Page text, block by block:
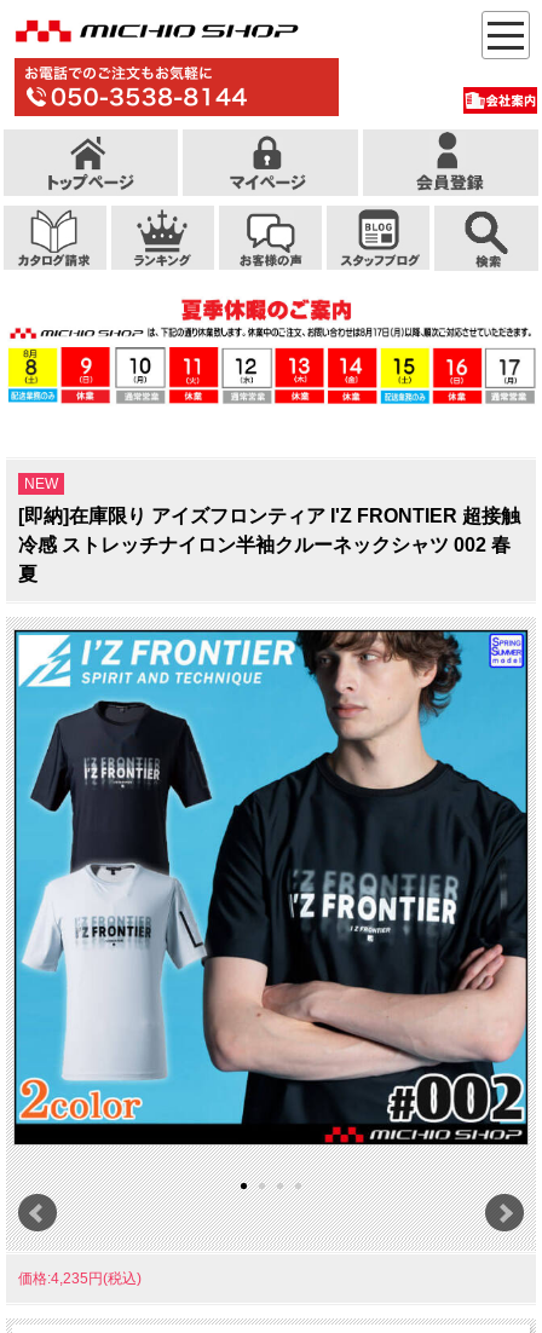
NEW
[即納]在庫限り アイズフロンティア I'Z FRONTIER 超接触
冷感 ストレッチナイロン半袖クルーネックシャツ 002 春
夏
価格:4,235円(税込)